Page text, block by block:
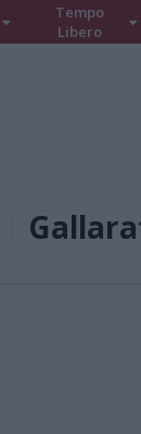
Tempo
Libero